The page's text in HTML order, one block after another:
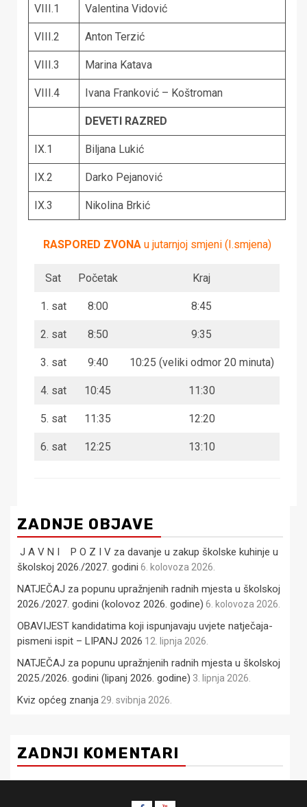
VIII.1 Valentina Vidović
VIII.2 Anton Terzić
VIII.3 Marina Katava
VIII.4 Ivana Franković – Koštroman
DEVETI RAZRED
IX.1 Biljana Lukić
IX.2 Darko Pejanović
IX.3 Nikolina Brkić
RASPORED ZVONAu jutarnjoj smjeni (I.smjena)
Sat Početak Kraj
1. sat 8:00 8:45
2. sat 8:50 9:35
3. sat 9:40 10:25 (veliki odmor 20 minuta)
4. sat 10:45 11:30
5. sat 11:35 12:20
6. sat 12:25 13:10
ZADNJE OBJAVE
J A V N I P O Z I V za davanje u zakup školske kuhinje u
školskoj 2026./2027. godini 6. kolovoza 2026.
NATJEČAJ za popunu upražnjenih radnih mjesta u školskoj
2026./2027. godini (kolovoz 2026. godine) 6. kolovoza 2026.
OBAVIJEST kandidatima koji ispunjavaju uvjete natječaja-
pismeni ispit – LIPANJ 2026 12. lipnja 2026.
NATJEČAJ za popunu upražnjenih radnih mjesta u školskoj
2025./2026. godini (lipanj 2026. godine) 3. lipnja 2026.
Kviz općeg znanja 29. svibnja 2026.
ZADNJI KOMENTARI